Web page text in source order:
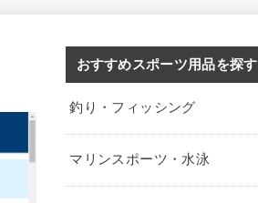
おすすめスポーツ用品を探す
釣り・フィッシング
マリンスポーツ・水泳